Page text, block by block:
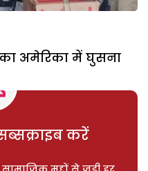
अमेरिका में घुसना
करें